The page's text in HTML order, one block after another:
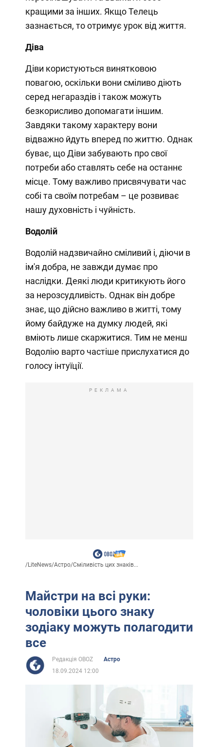
кращими за інших. Якщо Телець
зазнається, то отримує урок від життя.
Діва
Діви користуються винятковою
повагою, оскільки вони сміливо діють
серед негараздів і також можуть
безкорисливо допомагати іншим.
Завдяки такому характеру вони
відважно йдуть вперед по життю. Однак
буває, що Діви забувають про свої
потреби або ставлять себе на останнє
місце. Тому важливо присвячувати час
собі та своїм потребам – це розвиває
нашу духовність і чуйність.
Водолій
Водолій надзвичайно сміливий і, діючи в
ім'я добра, не завжди думає про
наслідки. Деякі люди критикують його
за нерозсудливість. Однак він добре
знає, що дійсно важливо в житті, тому
йому байдуже на думку людей, які
вміють лише скаржитися. Тим не менш
Водолію варто частіше прислухатися до
голосу інтуїції.
РЕКЛАМА
/LiteNews/Астро/Сміливість цих знаків...
Майстри на всі руки:
чоловіки цього знаку
зодіаку можуть полагодити
все
Редакція OBOZ
Астро
18.09.2024 12:00